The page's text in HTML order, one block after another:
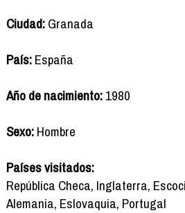
Ciudad:Granada
País:España
Año de nacimiento:1980
Sexo:Hombre
Países visitados:
República Checa, Inglaterra,
Alemania, Eslovaquia, Portugal